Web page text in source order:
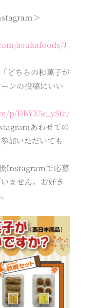
＞
asukafoods/）
どちらの和菓子が
ンの投稿にいい
p/DBYX5c_yStc/
あわせての
加いただいても
Instagramで応募
ません。お好き